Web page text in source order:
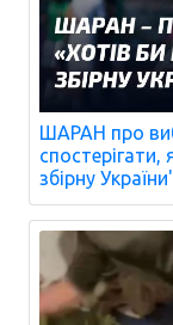
ШАРАН про
збірну